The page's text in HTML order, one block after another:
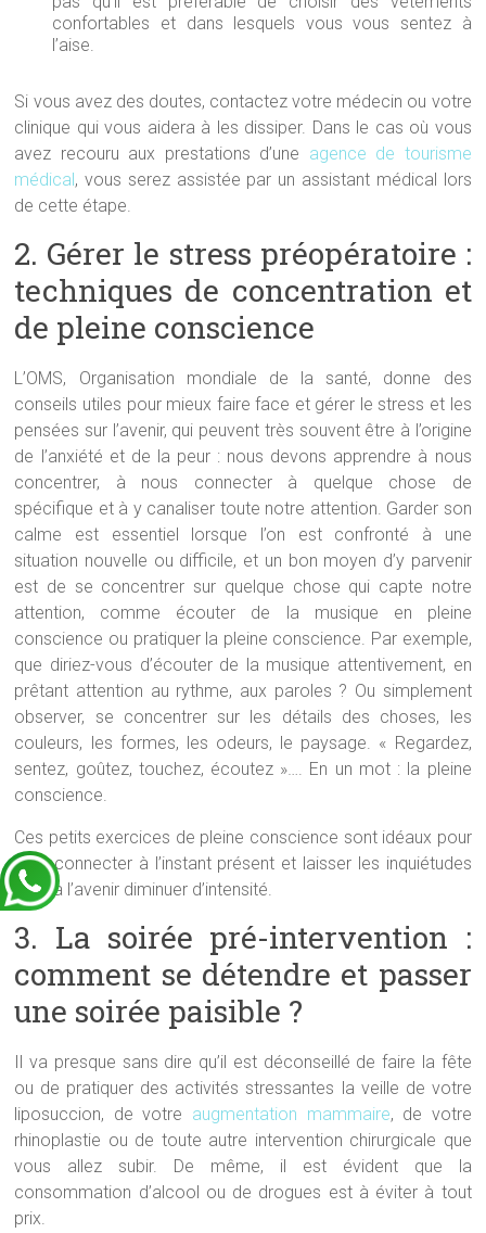
confortables et dans lesquels vous vous sentez à
l’aise.
Si vous avez des doutes, contactez votre médecin ou votre
clinique qui vous aidera à les dissiper. Dans le cas où vous
avez recouru aux prestations d’une agence de tourisme
médical, vous serez assistée par un assistant médical lors
de cette étape.
2. Gérer le stress préopératoire :
techniques de concentration et
de pleine conscience
L’OMS, Organisation mondiale de la santé, donne des
conseils utiles pour mieux faire face et gérer le stress et les
pensées sur l’avenir, qui peuvent très souvent être à l’origine
de l’anxiété et de la peur : nous devons apprendre à nous
concentrer, à nous connecter à quelque chose de
spécifique et à y canaliser toute notre attention. Garder son
calme est essentiel lorsque l’on est confronté à une
situation nouvelle ou difficile, et un bon moyen d’y parvenir
est de se concentrer sur quelque chose qui capte notre
attention, comme écouter de la musique en pleine
conscience ou pratiquer la pleine conscience. Par exemple,
que diriez-vous d’écouter de la musique attentivement, en
prêtant attention au rythme, aux paroles ? Ou simplement
observer, se concentrer sur les détails des choses, les
couleurs, les formes, les odeurs, le paysage. « Regardez,
sentez, goûtez, touchez, écoutez »…. En un mot : la pleine
conscience.
Ces petits exercices de pleine conscience sont idéaux pour
se reconnecter à l’instant présent et laisser les inquiétudes
liées à l’avenir diminuer d’intensité.
3. La soirée pré-intervention :
comment se détendre et passer
une soirée paisible ?
Il va presque sans dire qu’il est déconseillé de faire la fête
ou de pratiquer des activités stressantes la veille de votre
liposuccion, de votre augmentation mammaire, de votre
rhinoplastie ou de toute autre intervention chirurgicale que
vous allez subir. De même, il est évident que la
consommation d’alcool ou de drogues est à éviter à tout
prix.